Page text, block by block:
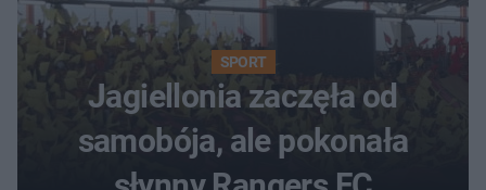
SPORT
Jagiellonia zaczęła od
samobója, ale pokonała